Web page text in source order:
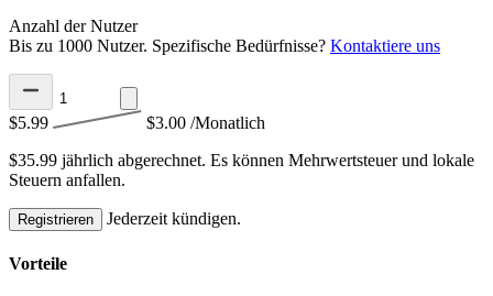
Anzahl der Nutzer
Bis zu 1000 Nutzer. Spezifische Bedürfnisse? Kontaktiere uns
$5.99 $3.00 /Monatlich
$35.99 jährlich abgerechnet. Es können Mehrwertsteuer und lokale
Steuern anfallen.
Registrieren Jederzeit kündigen.
Vorteile